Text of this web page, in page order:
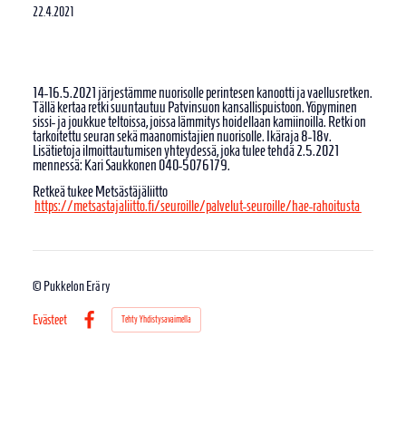
22.4.2021
14-16.5.2021 järjestämme nuorisolle perintesen kanootti ja vaellusretken.
Tällä kertaa retki suuntautuu Patvinsuon kansallispuistoon. Yöpyminen
sissi- ja joukkue teltoissa, joissa lämmitys hoidellaan kamiinoilla. Retki on
tarkoitettu seuran sekä maanomistajien nuorisolle. Ikäraja 8-18v.
Lisätietoja ilmoittautumisen yhteydessä, joka tulee tehdä 2.5.2021
mennessä: Kari Saukkonen 040-5076179.
Retkeä tukee Metsästäjäliitto
https://metsastajaliitto.fi/seuroille/palvelut-seuroille/hae-rahoitusta
© Pukkelon Erä ry
Evästeet
Facebook
Tehty Yhdistysavaimella